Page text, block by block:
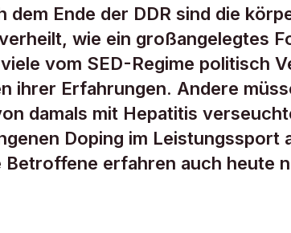
Trauma
dem Ende der DDR sind die
wie ein großangelegtes
vom SED-Regime politisch
ihrer Erfahrungen. Andere
damals mit Hepatitis
Doping im Leistungssport
Betroffene erfahren auch heute